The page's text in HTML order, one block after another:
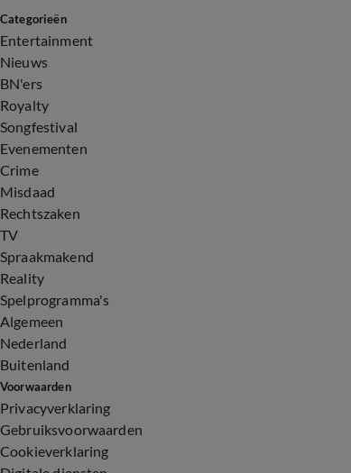
Categorieën
Entertainment
Nieuws
BN'ers
Royalty
Songfestival
Evenementen
Crime
Misdaad
Rechtszaken
TV
Spraakmakend
Reality
Spelprogramma's
Algemeen
Nederland
Buitenland
Voorwaarden
Privacyverklaring
Gebruiksvoorwaarden
Cookieverklaring